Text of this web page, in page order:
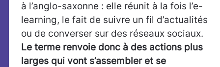
à l’anglo-saxonne : elle réunit à la fois l’e-
learning, le fait de suivre un fil d’actualités
ou de converser sur des réseaux sociaux.
Le terme renvoie donc à des actions plus
larges qui vont s’assembler et se